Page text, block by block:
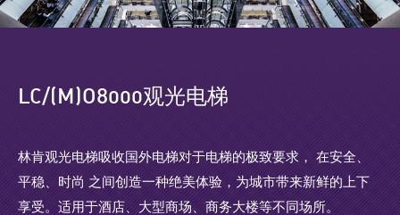
LC/(M)O8000观光电梯
林肯观光电梯吸收国外电梯对于电梯的极致要求， 在安全、
平稳、时尚 之间创造一种绝美体验，为城市带来新鲜的上下
享受。适用于酒店、大型商场、商务大楼等不同场所。